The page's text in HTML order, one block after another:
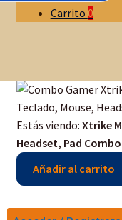
Carrito 0
Estás viendo: Xtrike
Headset, Pad Combo
Añadir al carrito